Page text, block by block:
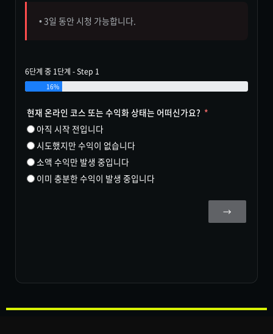
• 3일 동안 시청 가능합니다.
6단계 중 1단계 - Step 1
16%
현재 온라인 코스 또는 수익화 상태는 어떠신가요?
아직 시작 전입니다
시도했지만 수익이 없습니다
소액 수익만 발생 중입니다
이미 충분한 수익이 발생 중입니다
→